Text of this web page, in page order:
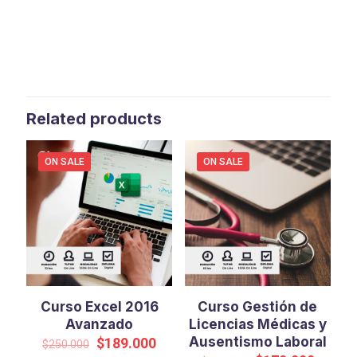
Related products
ON SALE
Curso Excel 2016
Avanzado
$250.000 Original
$189.000Current
ON SALE
Curso Gestión de
Licencias Médicas y
Ausentismo Laboral